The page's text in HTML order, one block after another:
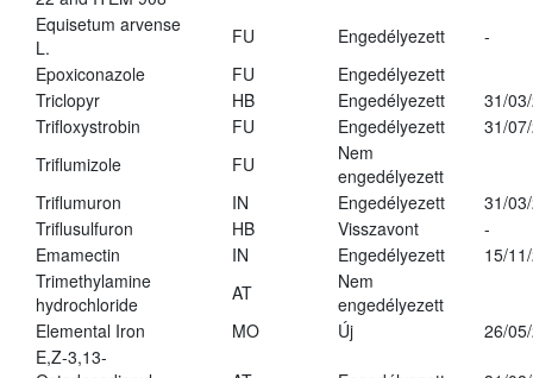
Equisetum arvense
L.
FU Engedélyezett
-
Epoxiconazole
FU
Engedélyezett
Triclopyr
HB Engedélyezett
31/
Trifloxystrobin
FU Engedélyezett
31/
Triflumizole
FU
Nem
engedélyezett
Triflumuron
IN Engedélyezett
31/
Triflusulfuron
HB Visszavont
-
Emamectin
IN Engedélyezett
15/
Trimethylamine
hydrochloride
AT
Nem
engedélyezett
Elemental Iron
MO Új
26/
E,Z-3,13-